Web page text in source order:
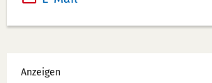
f
n
Werbung
Anzeigen